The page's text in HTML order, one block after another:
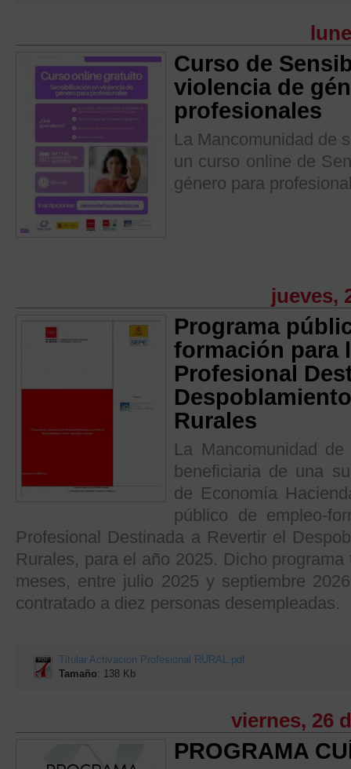
Curso de
violencia de
profesionales
La Mancomunidad de
un curso online de
género para
jueves,
Programa
formación para
Profesional
Rurales
La Mancomunidad
beneficiaria de una
de Economía
público de empleo-
Profesional Destinada a Revertir el
Rurales, para el año 2025. Dicho
meses, entre julio 2025 y septiembre
contratado a diez personas desempleadas.
Titular Activacion Profesional RURAL.pdf
Tamaño: 138 Kb
viernes, 26
PROGRAMA